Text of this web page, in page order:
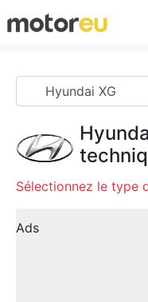
Sélectionnez le type
Ads